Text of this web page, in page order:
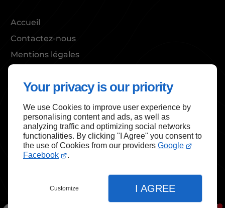
Your privacy is our priority
We use Cookies to improve user experience by
personalising content and ads, as well as
analyzing traffic and optimizing social networks
functionalities. By clicking "I Agree" you consent to
the use of Cookies from our providers Google
Facebook
.
Customize I AGREE
Accueil
Contactez-nous
Mentions légales
Haut de page